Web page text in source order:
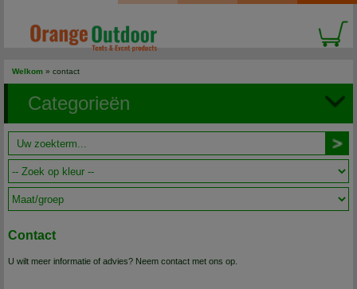
Welkom » contact
Categorieën
Contact
U wilt meer informatie of advies? Neem contact met ons op.